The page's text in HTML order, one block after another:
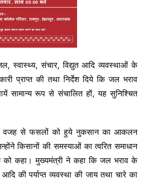
स्वास्थ्य, संचार, विद्युत आदि व्यवस्थाओं के
प्राप्त की तथा निर्देश दिये कि जल भराव
सामान्य रूप से संचालित हों, यह सुनिश्चित
वजह से फसलों को हुये नुकसान का आकलन
किसानों की समस्याओं का त्वरित समाधान
को कहा। मुख्यमंत्री ने कहा कि जल भराव के
की पर्याप्त व्यवस्था की जाय तथा चारे का